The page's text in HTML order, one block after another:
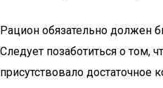
Рацион обязательно должен
Следует позаботиться о том,
присутствовало достаточное